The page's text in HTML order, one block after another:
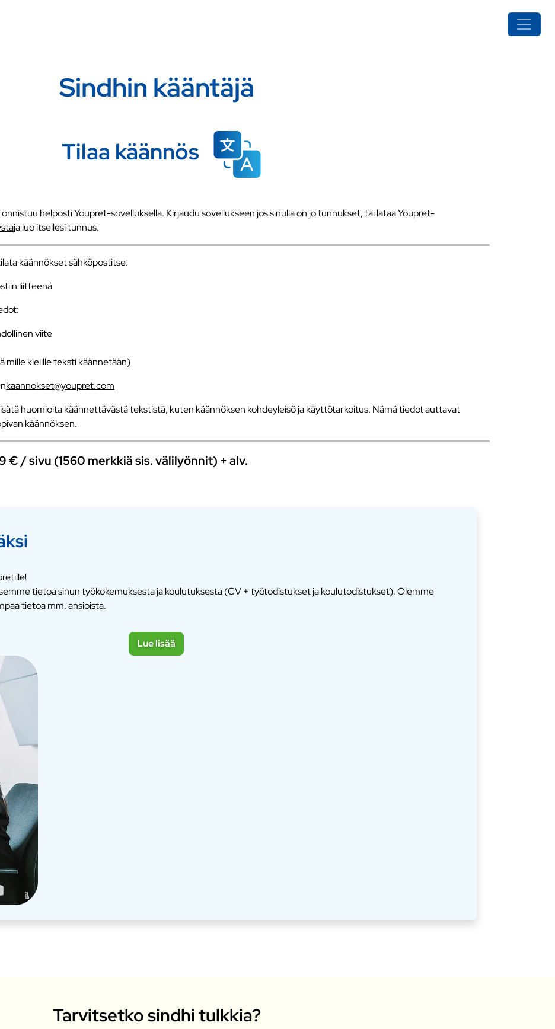
Sindhin kääntäjä
Tilaa käännös
helposti Youpret-sovelluksella. Kirjaudu sovellukseen jos sinulla on jo tunnukset, tai lataa Youpret-
ja luo itsellesi tunnus.
käännökset sähköpostitse:
liitteenä
viite
mille kielille teksti käännetään)
kaannokset@youpret.com
huomioita käännettävästä tekstistä, kuten käännöksen kohdeyleisö ja käyttötarkoitus. Nämä tiedot auttavat
käännöksen.
€ / sivu (1560 merkkiä sis. välilyönnit) + alv.
tietoa sinun työkokemuksesta ja koulutuksesta (CV + työtodistukset ja koulutodistukset). Olemme
tietoa mm. ansioista.
Lue lisää
Tarvitsetko sindhi tulkkia?